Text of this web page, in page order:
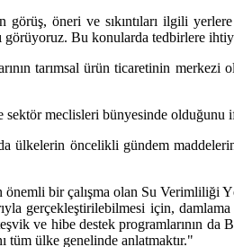
görüş, öneri ve sıkıntıları ilgili
görüyoruz. Bu konularda tedbirlere
tarımsal ürün ticaretinin
meclisleri bünyesinde olduğunu
ülkelerin öncelikli gündem
önemli bir çalışma olan Su Verimliliği
gerçekleştirilebilmesi için, damlama
ve hibe destek programlarının
tüm ülke genelinde anlatmaktır."